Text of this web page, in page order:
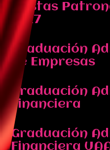
Fiestas
2017
Graduación
de Empresas
Graduación
Financiera
Graduación
Financiera